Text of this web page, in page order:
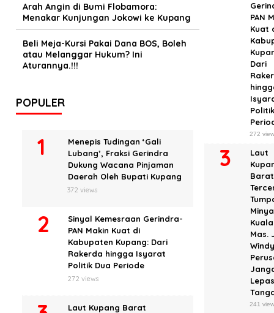
PAN
Kuat
Dari
272
Laut
Barat
Kuala
Mas.
241
Arah Angin di Bumi Flobamora:
Menakar Kunjungan Jokowi ke Kupang
Beli Meja-Kursi Pakai Dana BOS, Boleh
atau Melanggar Hukum? Ini
Aturannya.!!!
POPULER
Menepis Tudingan ‘Gali
Lubang’, Fraksi Gerindra
Dukung Wacana Pinjaman
Daerah Oleh Bupati Kupang
372 views
Sinyal Kemesraan Gerindra-
PAN Makin Kuat di
Kabupaten Kupang: Dari
Rakerda hingga Isyarat
Politik Dua Periode
272 views
Laut Kupang Barat